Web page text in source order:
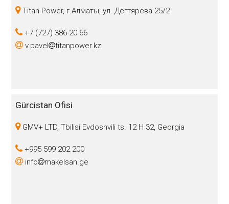
Titan Power, г.Алматы, ул. Дегтярёва 25/2
+7 (727) 386-20-66
v.pavel
titanpower.kz
Gürcistan Ofisi
GMV+ LTD, Tbilisi Evdoshvili ts. 12 H 32, Georgia
+995 599 202 200
info
makelsan.ge